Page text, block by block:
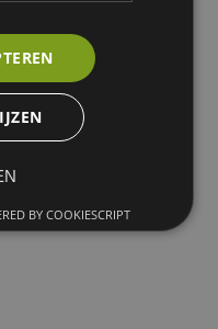
BY COOKIESCRIPT